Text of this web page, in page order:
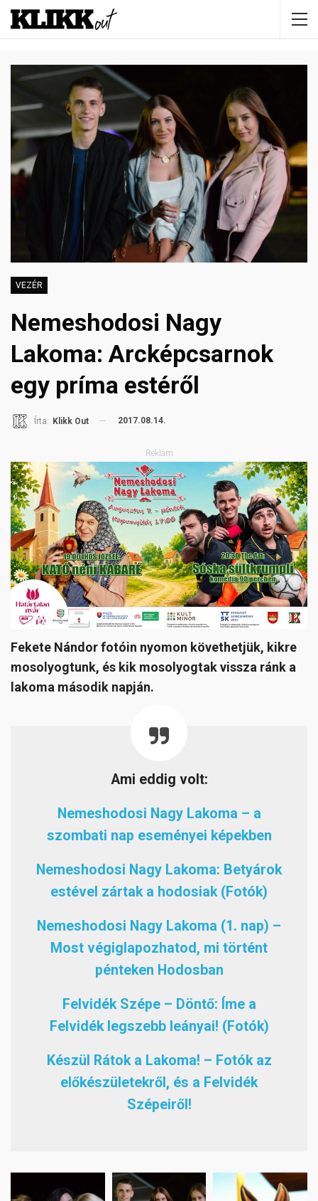
VEZÉR
Nemeshodosi Nagy
Lakoma: Arcképcsarnok
egy príma estéről
Írta: Klikk Out 2017.08.14.
Reklám
Fekete Nándor fotóin nyomon követhetjük, kikre
mosolyogtunk, és kik mosolyogtak vissza ránk a
lakoma második napján.
Ami eddig volt:
Nemeshodosi Nagy Lakoma – a
szombati nap eseményei képekben
Nemeshodosi Nagy Lakoma: Betyárok
estével zártak a hodosiak (Fotók)
Nemeshodosi Nagy Lakoma (1. nap) –
Most végiglapozhatod, mi történt
pénteken Hodosban
Felvidék Szépe – Döntő: Íme a
Felvidék legszebb leányai! (Fotók)
Készül Rátok a Lakoma! – Fotók az
előkészületekről, és a Felvidék
Szépeiről!